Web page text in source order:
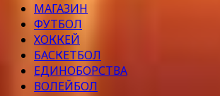
МАГАЗИН
ФУТБОЛ
ХОККЕЙ
БАСКЕТБОЛ
ЕДИНОБОРСТВА
ВОЛЕЙБОЛ